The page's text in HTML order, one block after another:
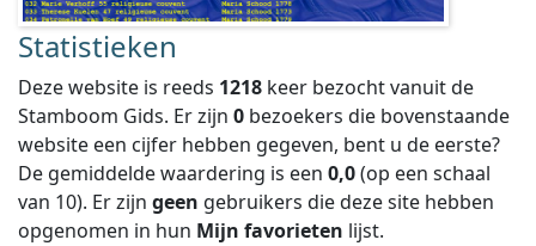
Statistieken
Deze website is reeds 1218 keer bezocht vanuit de
Stamboom Gids. Er zijn 0 bezoekers die bovenstaande
website een cijfer hebben gegeven, bent u de eerste?
De gemiddelde waardering is een 0,0(op een schaal
van 10). Er zijn geen gebruikers die deze site hebben
opgenomen in hun Mijn favorieten lijst.